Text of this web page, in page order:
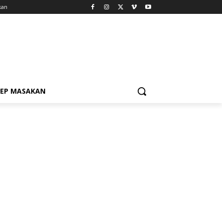
MASAKAN